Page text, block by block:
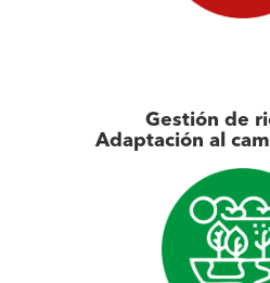
Gestión de
Adaptación al